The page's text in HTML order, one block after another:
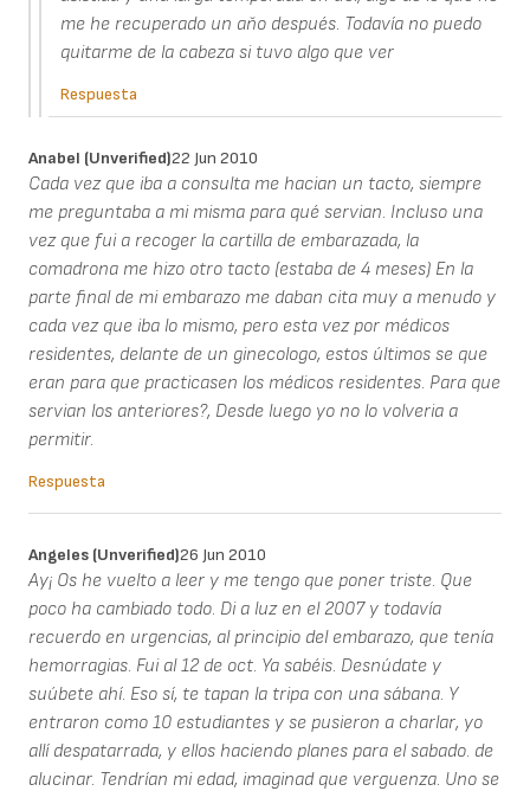
me he recuperado un aňo después. Todavía no puedo
quitarme de la cabeza si tuvo algo que ver
Respuesta
Anabel (unverified)22 Jun 2010
Cada vez que iba a consulta me hacian un tacto, siempre
me preguntaba a mi misma para qué servian. Incluso una
vez que fui a recoger la cartilla de embarazada, la
comadrona me hizo otro tacto (estaba de 4 meses) En la
parte final de mi embarazo me daban cita muy a menudo y
cada vez que iba lo mismo, pero esta vez por médicos
residentes, delante de un ginecologo, estos últimos se que
eran para que practicasen los médicos residentes. Para que
servian los anteriores?, Desde luego yo no lo volveria a
permitir.
Respuesta
Angeles (unverified)26 Jun 2010
Ay¡ Os he vuelto a leer y me tengo que poner triste. Que
poco ha cambiado todo. Di a luz en el 2007 y todavía
recuerdo en urgencias, al principio del embarazo, que tenía
hemorragias. Fui al 12 de oct. Ya sabéis. Desnúdate y
suúbete ahí. Eso sí, te tapan la tripa con una sábana. Y
entraron como 10 estudiantes y se pusieron a charlar, yo
allí despatarrada, y ellos haciendo planes para el sabado. de
alucinar. Tendrían mi edad, imaginad que verguenza. Uno se